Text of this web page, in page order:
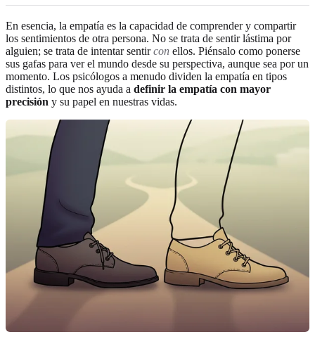
En esencia, la empatía es la capacidad de comprender y compartir
los sentimientos de otra persona. No se trata de sentir lástima por
alguien; se trata de intentar sentircon ellos. Piénsalo como ponerse
sus gafas para ver el mundo desde su perspectiva, aunque sea por un
momento. Los psicólogos a menudo dividen la empatía en tipos
distintos, lo que nos ayuda a definir la empatía con mayor
precisión y su papel en nuestras vidas.